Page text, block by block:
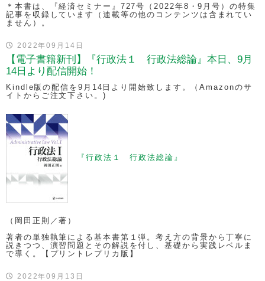
＊本書は、『経済セミナー』727号（2022年8・9月号）の特集
記事を収録しています（連載等の他のコンテンツは含まれてい
ません）。
2022年09月14日
【電子書籍新刊】『行政法１ 行政法総論』本日、9月
14日より配信開始！
Kindle版の配信を9月14日より開始致します。（Amazonのサ
イトからご注文下さい。)
『行政法１ 行政法総論』
（岡田正則／著）
著者の単独執筆による基本書第１弾。考え方の背景から丁寧に
説きつつ、演習問題とその解説を付し、基礎から実践レベルま
で導く。【プリントレプリカ版】
2022年09月13日